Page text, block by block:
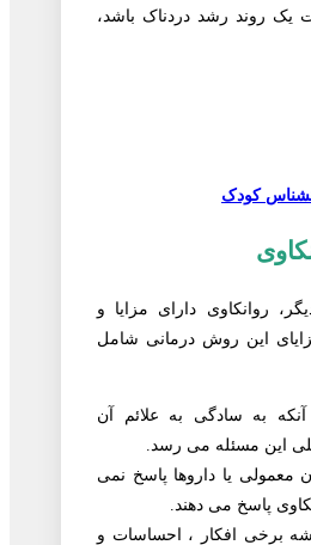
روند رشد دردناک باشد،
کودک
روانکاوی دارای مزایا و
این روش درمانی شامل
به سادگی به علائم آن
این مسئله می رسد.
معمولی یا داروها پاسخ نمی
پاسخ می دهند.
برخی افکار ، احساسات و